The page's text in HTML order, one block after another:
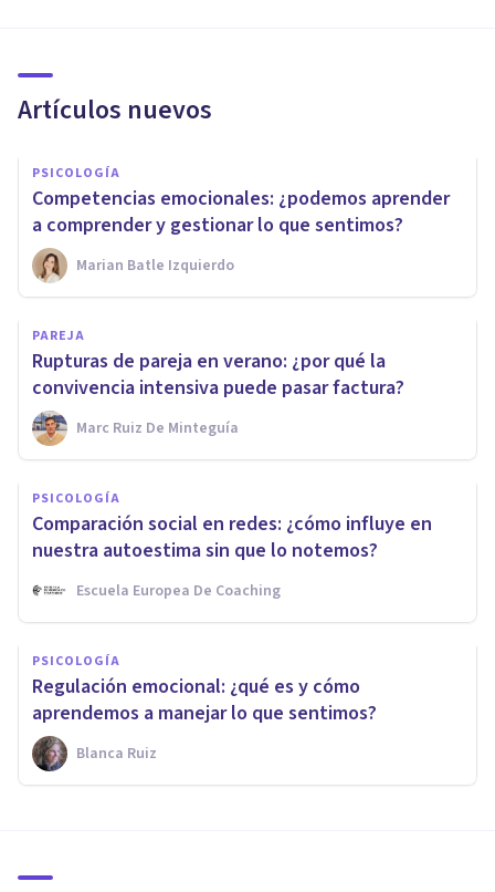
Artículos nuevos
PSICOLOGÍA
Competencias emocionales: ¿podemos aprender
a comprender y gestionar lo que sentimos?
Marian Batle Izquierdo
PAREJA
Rupturas de pareja en verano: ¿por qué la
convivencia intensiva puede pasar factura?
Marc Ruiz De Minteguía
PSICOLOGÍA
Comparación social en redes: ¿cómo influye en
nuestra autoestima sin que lo notemos?
Escuela Europea De Coaching
PSICOLOGÍA
Regulación emocional: ¿qué es y cómo
aprendemos a manejar lo que sentimos?
Blanca Ruiz